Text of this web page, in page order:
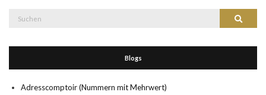
Suchen
Blogs
Adresscomptoir (Nummern mit Mehrwert)